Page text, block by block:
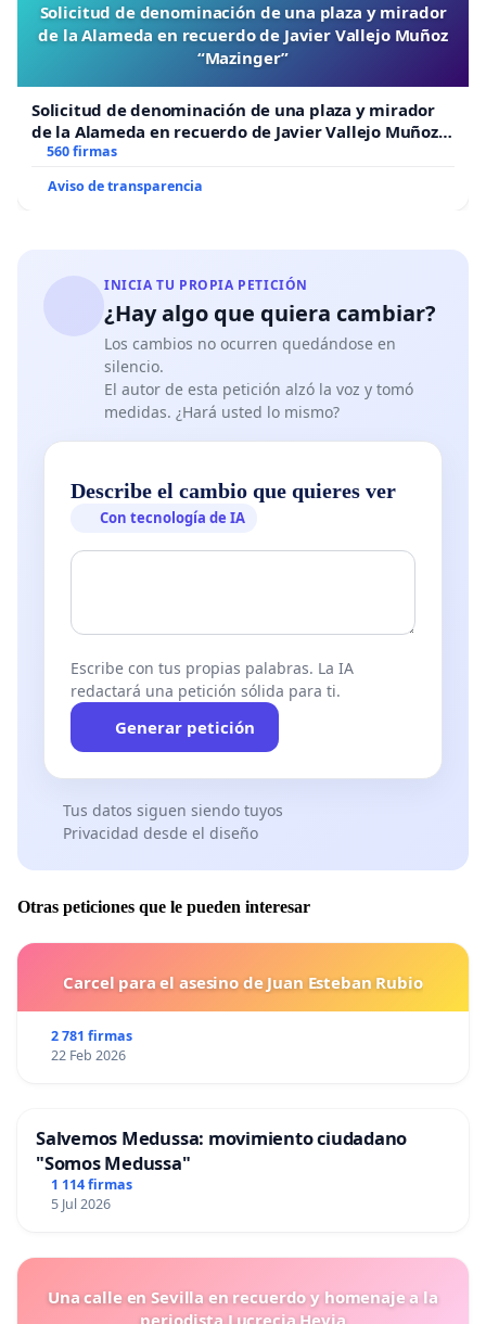
Solicitud de denominación de una plaza y mirador
de la Alameda en recuerdo de Javier Vallejo Muñoz
“Mazinger”
Solicitud de denominación de una plaza y mirador
de la Alameda en recuerdo de Javier Vallejo Muñoz
“Mazinger”
560 firmas
Aviso de transparencia
INICIA TU PROPIA PETICIÓN
¿Hay algo que quiera cambiar?
Los cambios no ocurren quedándose en
silencio.
El autor de esta petición alzó la voz y tomó
medidas. ¿Hará usted lo mismo?
Describe el cambio que quieres ver
Con tecnología de IA
Escribe con tus propias palabras. La IA
redactará una petición sólida para ti.
Generar petición
Tus datos siguen siendo tuyos
Privacidad desde el diseño
Otras peticiones que le pueden interesar
Carcel para el asesino de Juan Esteban Rubio
2 781 firmas
22 Feb 2026
Salvemos Medussa: movimiento ciudadano
"Somos Medussa"
1 114 firmas
5 Jul 2026
Una calle en Sevilla en recuerdo y homenaje a la